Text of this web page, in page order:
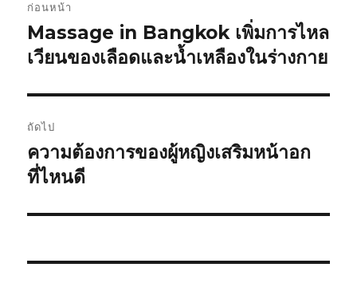
เรื่อง
ก่อนหน้า
เรื่อง
ก่อน
Massage in Bangkok เพิ่มการไหล
เวียนของเลือดและน้ำเหลืองในร่างกาย
ถัดไป
เรื่อง
ต่อ
ความต้องการของผู้หญิงเสริมหน้าอก
ที่ไหนดี